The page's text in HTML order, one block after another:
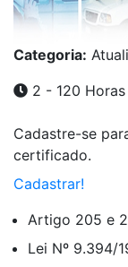
Categoria:
2 - 120 Horas
Cadastre-se
certificado.
Cadastrar!
Artigo 205 e
Lei Nº 9.394/